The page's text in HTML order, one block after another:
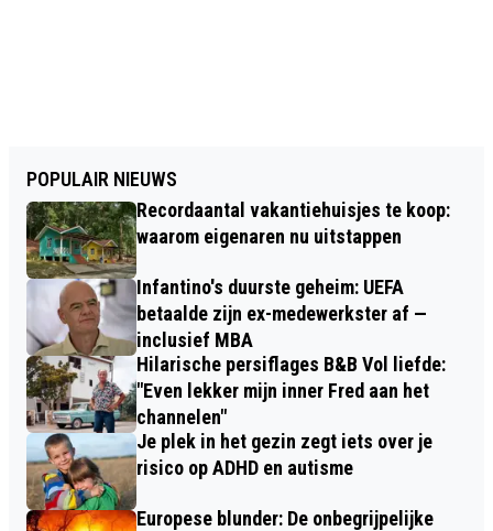
POPULAIR NIEUWS
Recordaantal vakantiehuisjes te koop:
waarom eigenaren nu uitstappen
Infantino's duurste geheim: UEFA
betaalde zijn ex-medewerkster af —
inclusief MBA
Hilarische persiflages B&B Vol liefde:
"Even lekker mijn inner Fred aan het
channelen"
Je plek in het gezin zegt iets over je
risico op ADHD en autisme
Europese blunder: De onbegrijpelijke